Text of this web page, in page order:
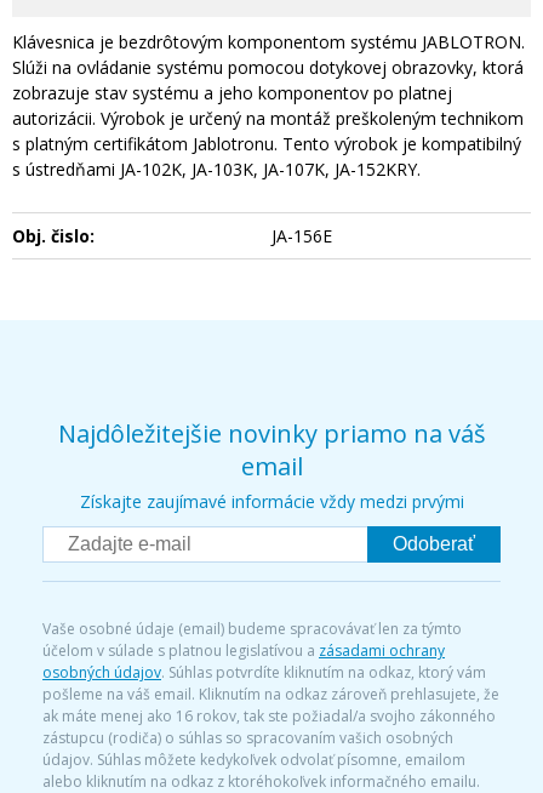
Klávesnica je bezdrôtovým komponentom systému JABLOTRON.
Slúži na ovládanie systému pomocou dotykovej obrazovky, ktorá
zobrazuje stav systému a jeho komponentov po platnej
autorizácii. Výrobok je určený na montáž preškoleným technikom
s platným certifikátom Jablotronu. Tento výrobok je kompatibilný
s ústredňami JA-102K, JA-103K, JA-107K, JA-152KRY.
Obj. čislo: JA-156E
Najdôležitejšie novinky priamo na váš
email
Získajte zaujímavé informácie vždy medzi prvými
Odoberať
Vaše osobné údaje (email) budeme spracovávať len za týmto
účelom v súlade s platnou legislatívou a zásadami ochrany
osobných údajov. Súhlas potvrdíte kliknutím na odkaz, ktorý vám
pošleme na váš email. Kliknutím na odkaz zároveň prehlasujete, že
ak máte menej ako 16 rokov, tak ste požiadal/a svojho zákonného
zástupcu (rodiča) o súhlas so spracovaním vašich osobných
údajov. Súhlas môžete kedykoľvek odvolať písomne, emailom
alebo kliknutím na odkaz z ktoréhokoľvek informačného emailu.